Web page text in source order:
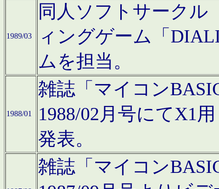
1989/03
同人ソフトサークル
ィングゲーム「
ムを担当。
1988/01
雑誌「マイコン
1988/02月号にてX1
発表。
雑誌「マイコン